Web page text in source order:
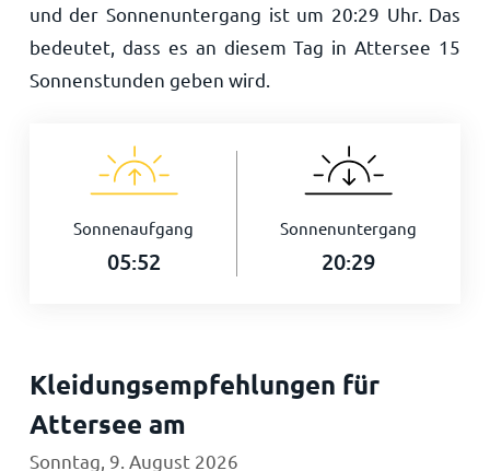
und der Sonnenuntergang ist um 20:29 Uhr. Das
bedeutet, dass es an diesem Tag in Attersee 15
Sonnenstunden geben wird.
Sonnenaufgang
05:52
Sonnenuntergang
20:29
Kleidungsempfehlungen für
Attersee am
Sonntag, 9. August 2026